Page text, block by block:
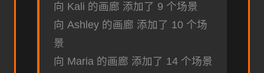
向 Kali 的画廊 添加了 9 个场景
向 Ashley 的画廊 添加了 10 个场
景
向 Maria 的画廊 添加了 14 个场景